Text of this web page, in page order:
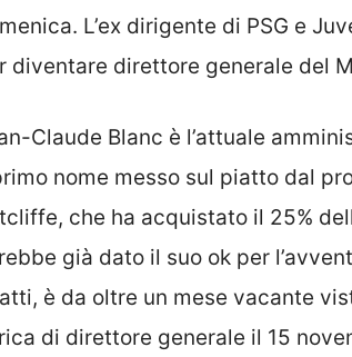
L’ex dirigente di PSG e
diventare direttore generale del
Claude Blanc è l’attuale
nome messo sul piatto dal
che ha acquistato il 25%
già dato il suo ok per
è da oltre un mese vacante
di direttore generale il 15